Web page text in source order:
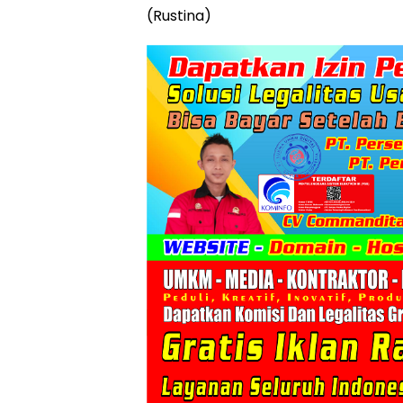
(Rustina)